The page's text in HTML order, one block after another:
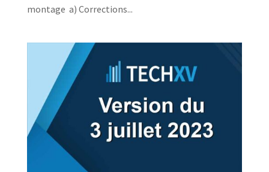
montage a) Corrections...